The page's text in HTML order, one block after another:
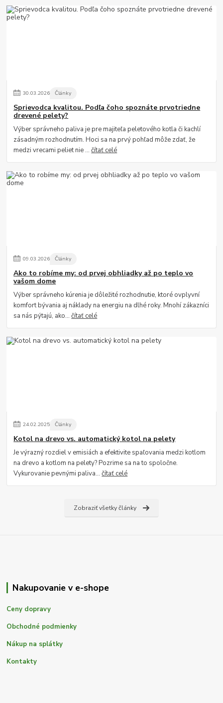
30.03.2026 Články
Sprievodca kvalitou. Podľa čoho spoznáte prvotriedne
drevené pelety?
Výber správneho paliva je pre majiteľa peletového kotla či kachlí
zásadným rozhodnutím. Hoci sa na prvý pohľad môže zdať, že
medzi vrecami peliet nie ...čítať celé
09.03.2026 Články
Ako to robíme my: od prvej obhliadky až po teplo vo
vašom dome
Výber správneho kúrenia je dôležité rozhodnutie, ktoré ovplyvní
komfort bývania aj náklady na energiu na dlhé roky. Mnohí zákazníci
sa nás pýtajú, ako...čítať celé
24.02.2025 Články
Kotol na drevo vs. automatický kotol na pelety
Je výrazný rozdiel v emisiách a efektivite spaľovania medzi kotlom
na drevo a kotlom na pelety? Pozrime sa na to spoločne.
Vykurovanie pevnými paliva...čítať celé
Zobraziť všetky články
Nakupovanie v e-shope
Ceny dopravy
Obchodné podmienky
Nákup na splátky
Kontakty